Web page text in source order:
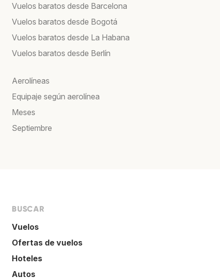
Vuelos baratos desde Barcelona
Vuelos baratos desde Bogotá
Vuelos baratos desde La Habana
Vuelos baratos desde Berlín
Aerolíneas
Equipaje según aerolínea
Meses
Septiembre
BUSCAR
Vuelos
Ofertas de vuelos
Hoteles
Autos